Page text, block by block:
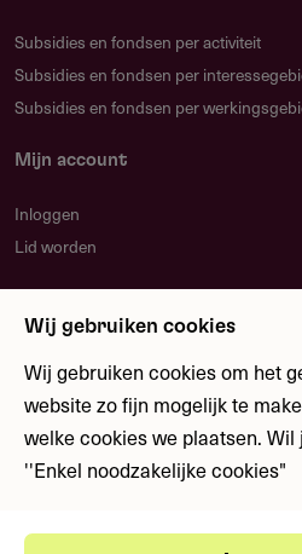
Indientermijn
Beurzen
9 januari 2024 - 8 april 2024
9 april 2024 - 8 juli 2024
9 juli 2024 - 7 oktober 2024
Restauraties
Subsidies en fondsen per activiteit
Subsidies en fondsen per
Subsidies en fondsen per
Mijn account
Inloggen
Lid worden
Blijf op de hoogte over nieuwe
fondsen
Meld je aan
Wij gebruiken cookies
Wij gebruiken cookies om het
website zo fijn mogelijk te
welke cookies we plaatsen. Wil
''Enkel noodzakelijke cookies"